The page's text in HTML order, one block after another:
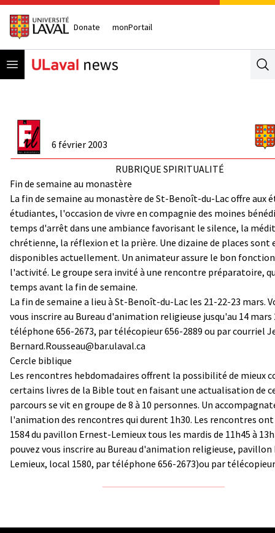
Donate monPortail
Open menu
6 février 2003
RUBRIQUE SPIRITUALITÉ
Fin de semaine au monastère
La fin de semaine au monastère de St-Benoît-du-Lac offre aux
étudiantes, l'occasion de vivre en compagnie des moines
temps d'arrêt dans une ambiance favorisant le silence, la
chrétienne, la réflexion et la prière. Une dizaine de places sont
disponibles actuellement. Un animateur assure le bon
l'activité. Le groupe sera invité à une rencontre préparatoire,
temps avant la fin de semaine.
La fin de semaine a lieu à St-Benoît-du-Lac les 21-22-23 mars.
vous inscrire au Bureau d'animation religieuse jusqu'au 14 mars
téléphone 656-2673, par télécopieur 656-2889 ou par courriel
Bernard.Rousseau@bar.ulaval.ca
Cercle biblique
Les rencontres hebdomadaires offrent la possibilité de mieux
certains livres de la Bible tout en faisant une actualisation de
parcours se vit en groupe de 8 à 10 personnes. Un
l'animation des rencontres qui durent 1h30. Les rencontres
1584 du pavillon Ernest-Lemieux tous les mardis de 11h45 à
pouvez vous inscrire au Bureau d'animation religieuse,
Lemieux, local 1580, par téléphone 656-2673)ou par